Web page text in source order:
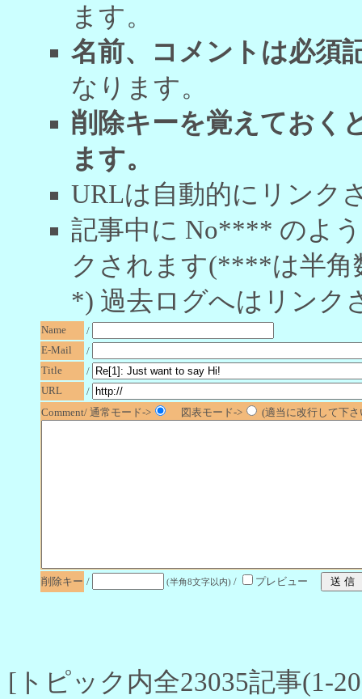
ます。
名前、コメントは必須
なります。
削除キーを覚えておく
ます。
URLは自動的にリンク
記事中に No**** のよ
クされます(****は半角
*) 過去ログへはリンク
Name
/
E-Mail
/
Title
/
URL
/
Comment/ 通常モード->
図表モード-> (適当に改行して下
削除キー / (半角8文字以内) / プレビュー
[トピック内全23035記事(1-